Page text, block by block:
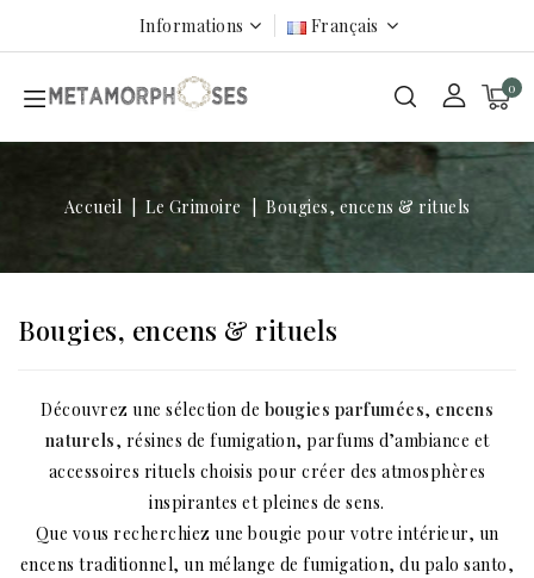
Informations Français
0
Accueil Le Grimoire Bougies, encens & rituels
Bougies, encens & rituels
Découvrez une sélection de bougies parfumées, encens
naturels, résines de fumigation, parfums d’ambiance et
accessoires rituels choisis pour créer des atmosphères
inspirantes et pleines de sens.
Que vous recherchiez une bougie pour votre intérieur, un
encens traditionnel, un mélange de fumigation, du palo santo,